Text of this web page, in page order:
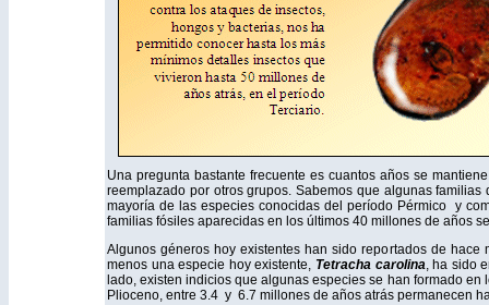
Una pregunta bastante frecuente es cuantos años se
reemplazado por otros grupos. Sabemos que algunas
mayoría de las especies conocidas del período Pérmico y
familias fósiles aparecidas en los últimos 40 millones de años
Algunos géneros hoy existentes han sido reportados de
menos una especie hoy existente, Tetracha carolina, ha sido
lado, existen indicios que algunas especies se han formado
Plioceno, entre 3.4 y 6.7 millones de años atrás permanecen